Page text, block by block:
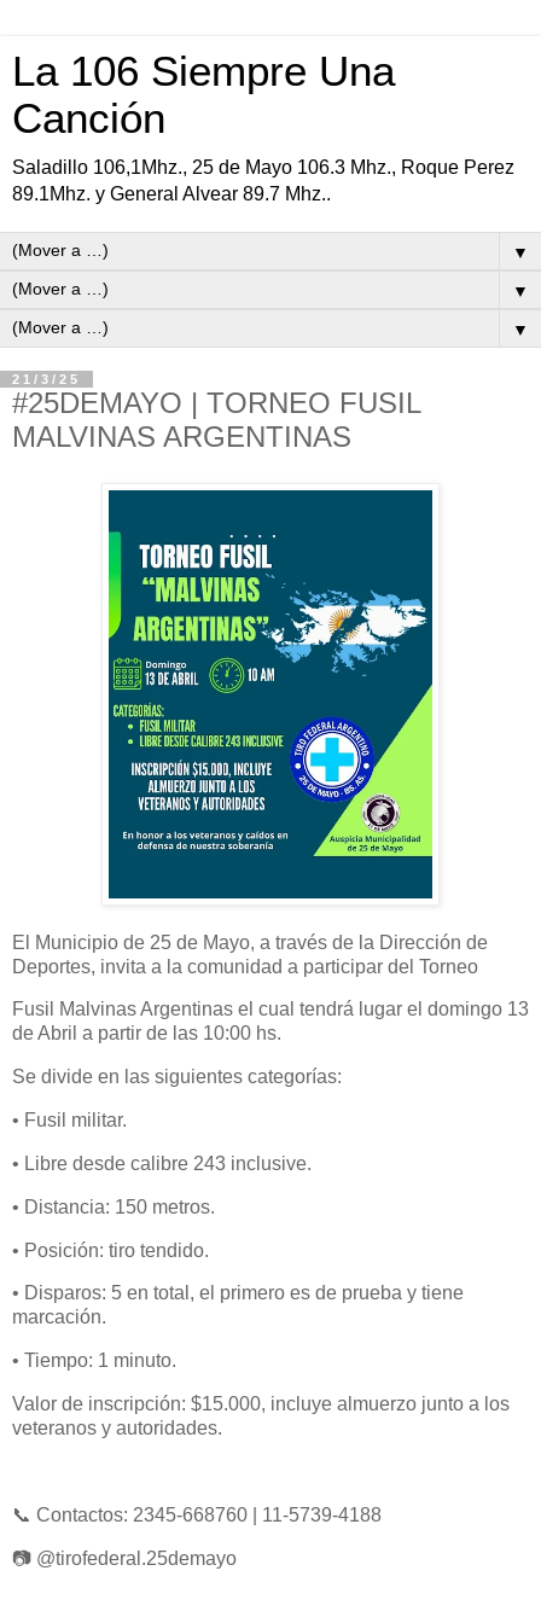
La 106 Siempre Una
Canción
Saladillo 106,1Mhz., 25 de Mayo 106.3 Mhz., Roque Perez
89.1Mhz. y General Alvear 89.7 Mhz..
▼
▼
▼
21/3/25
#25DEMAYO | TORNEO FUSIL
MALVINAS ARGENTINAS
El Municipio de 25 de Mayo, a través de la Dirección de
Deportes, invita a la comunidad a participar del Torneo
Fusil Malvinas Argentinas el cual tendrá lugar el domingo 13
de Abril a partir de las 10:00 hs.
Se divide en las siguientes categorías:
• Fusil militar.
• Libre desde calibre 243 inclusive.
• Distancia: 150 metros.
• Posición: tiro tendido.
• Disparos: 5 en total, el primero es de prueba y tiene
marcación.
• Tiempo: 1 minuto.
Valor de inscripción: $15.000, incluye almuerzo junto a los
veteranos y autoridades.
📞 Contactos: 2345-668760 | 11-5739-4188
📷 @tirofederal.25demayo